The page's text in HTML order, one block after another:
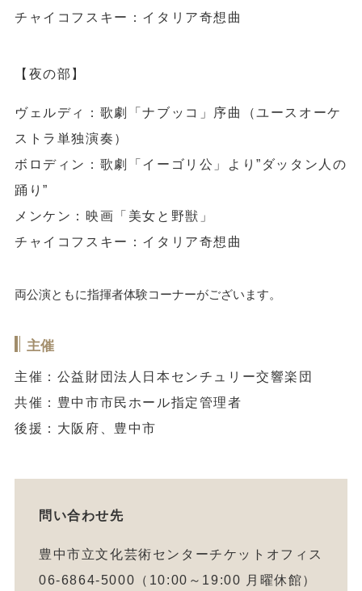
チャイコフスキー：イタリア奇想曲
【夜の部】
ヴェルディ：歌劇「ナブッコ」序曲（ユースオーケ
ストラ単独演奏）
ボロディン：歌劇「イーゴリ公」より”ダッタン人の
踊り”
メンケン：映画「美女と野獣」
チャイコフスキー：イタリア奇想曲
両公演ともに指揮者体験コーナーがございます。
主催
主催：公益財団法人日本センチュリー交響楽団
共催：豊中市市民ホール指定管理者
後援：大阪府、豊中市
問い合わせ先
豊中市立文化芸術センターチケットオフィス
06-6864-5000（10:00～19:00 月曜休館）